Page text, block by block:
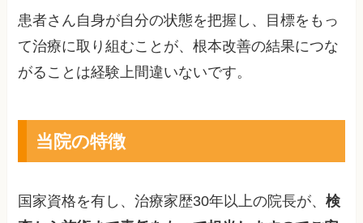
患者さん自身が自分の状態を把握し、目標をもっ
て治療に取り組むことが、根本改善の結果につな
がることは経験上間違いないです。
当院の特徴
国家資格を有し、治療家歴30年以上の院長が、検